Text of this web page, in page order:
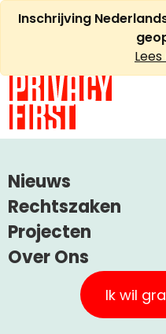
Ga
naarInschrijving
Nieuws
Rechtszaken
Projecten
Nederlandse
Claimstichting CUIC
PrivacyWijzer
Over Ons
Privacy First
Onze Successen
Ik wil
SHAY DANON, ADVISEUR
Shay Danon,
Privacy First
Uncategorized